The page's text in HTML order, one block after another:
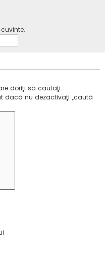
doriţi să căutaţi.
dacă nu dezactivaţi „caută